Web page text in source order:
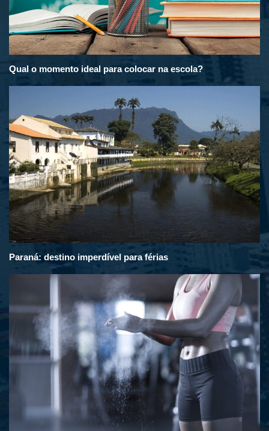
Qual o momento ideal para colocar na escola?
Paraná: destino imperdível para férias